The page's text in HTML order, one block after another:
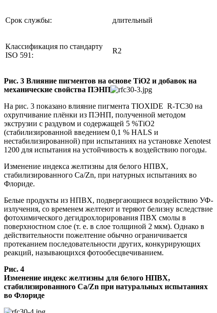
Срок службы: длительный
Классификация по стандарту
ISO 591:
R2
Рис. 3 Влияние пигментов на основе TiO2 и добавок на
механические свойства ПЭНП
На рис. 3 показано влияние пигмента TIOXIDE R-TC30 на
охрупчивание плёнки из ПЭНП, полученной методом
экструзии с раздувом и содержащей 5 %ТiO2
(стабилизированной введением 0,1 % HALS и
нестабилизированной) при испытаниях на установке Xenotest
1200 для испытания на устойчивость к воздействию погоды.
Изменение индекса желтизны для белого НПВХ,
стабилизированного Ca/Zn, при натурных испытаниях во
Флориде.
Белые продукты из НПВХ, подвергающиеся воздействию УФ-
излучения, со временем желтеют и теряют белизну вследствие
фотохимического дегидрохлорирования ПВХ смолы в
поверхностном слое (т. е. в слое толщиной 2 мкм). Однако в
действительности пожелтение обычно ограничивается
протеканием последовательности других, конкурирующих
реакций, называющихся фотообесцвечиванием.
Рис. 4
Изменение индекс желтизны для белого НПВХ,
стабилизированного Ca/Zn при натуральных испытаниях
во Флориде